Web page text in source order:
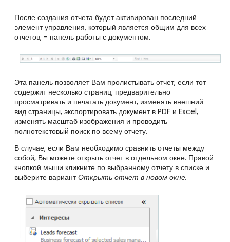
После создания отчета будет активирован последний
элемент управления, который является общим для всех
отчетов, - панель работы с документом.
Эта панель позволяет Вам пролистывать отчет, если тот
содержит несколько страниц, предварительно
просматривать и печатать документ, изменять внешний
вид страницы, экспортировать документ в PDF и Excel,
изменять масштаб изображения и проводить
полнотекстовый поиск по всему отчету.
В случае, если Вам необходимо сравнить отчеты между
собой, Вы можете открыть отчет в отдельном окне. Правой
кнопкой мыши кликните по выбранному отчету в списке и
выберите вариантОткрыть отчет в новом окне.